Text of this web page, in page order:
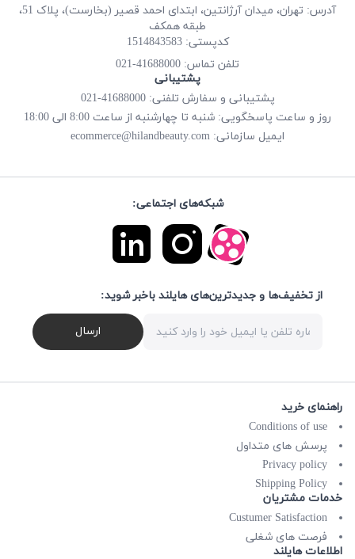
آدرس: تهران، میدان آرژانتین، ابتدای احمد قصیر (بخارست)، پلاک 51،
طبقه همکف
کدپستی: 1514843583
تلفن تماس: 41688000-021
پشتیبانی
پشتیبانی و سفارش تلفنی: 41688000-021
روز و ساعت پاسخگویی: شنبه تا چهارشنبه از ساعت 8:00 الی 18:00
ایمیل سازمانی: ecommerce@hilandbeauty.com
شبکه‌های اجتماعی:
از تخفیف‌ها و جدیدترین‌های هایلند باخبر شوید:
ارسال
راهنمای خرید
Conditions of use
پرسش های متداول
Privacy policy
Shipping Policy
خدمات مشتریان
Custumer Satisfaction
فرصت های شغلی
اطلاعات هایلند